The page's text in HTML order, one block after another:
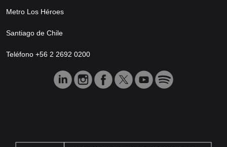
Metro Los Héroes
Santiago de Chile
Teléfono +56 2 2692 0200